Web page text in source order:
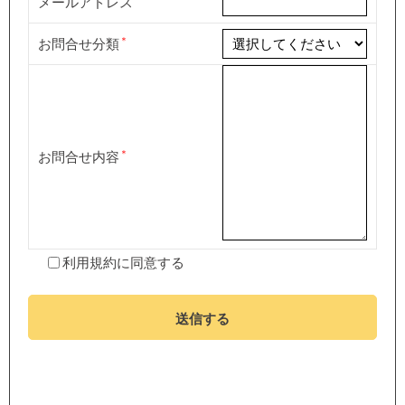
お問合せ分類
お問合せ内容
利用規約に同意する
送信する